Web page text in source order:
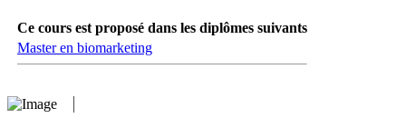
Ce cours est proposé dans les diplômes suivants
Master en biomarketing